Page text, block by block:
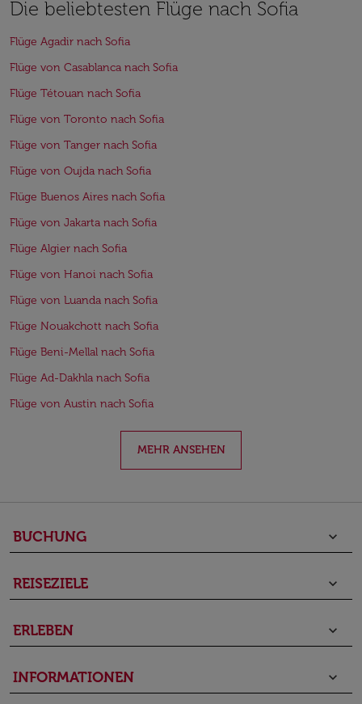
Die beliebtesten Flüge nach Sofia
Flüge Agadir nach Sofia
Flüge von Casablanca nach Sofia
Flüge Tétouan nach Sofia
Flüge von Toronto nach Sofia
Flüge von Tanger nach Sofia
Flüge von Oujda nach Sofia
Flüge Buenos Aires nach Sofia
Flüge von Jakarta nach Sofia
Flüge Algier nach Sofia
Flüge von Hanoi nach Sofia
Flüge von Luanda nach Sofia
Flüge Nouakchott nach Sofia
Flüge Beni-Mellal nach Sofia
Flüge Ad-Dakhla nach Sofia
Flüge von Austin nach Sofia
MEHR ANSEHEN
BUCHUNG keyboard_arrow_down
REISEZIELE keyboard_arrow_down
ERLEBEN keyboard_arrow_down
INFORMATIONEN keyboard_arrow_down